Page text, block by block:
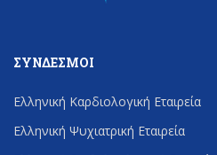
ΣΎΝΔΕΣΜΟΙ
Ελληνική Καρδιολογική Εταιρεία
Ελληνική Ψυχιατρική Εταιρεία